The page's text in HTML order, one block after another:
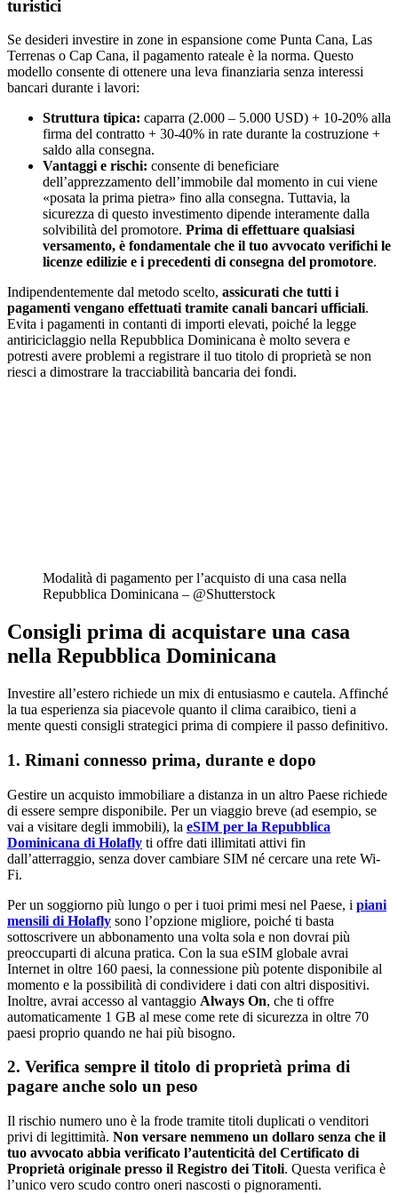
turistici
Se desideri investire in zone in espansione come Punta Cana, Las
Terrenas o Cap Cana, il pagamento rateale è la norma. Questo
modello consente di ottenere una leva finanziaria senza interessi
bancari durante i lavori:
Struttura tipica: caparra (2.000 – 5.000 USD) + 10-20% alla
firma del contratto + 30-40% in rate durante la costruzione +
saldo alla consegna.
Vantaggi e rischi: consente di beneficiare
dell’apprezzamento dell’immobile dal momento in cui viene
«posata la prima pietra» fino alla consegna. Tuttavia, la
sicurezza di questo investimento dipende interamente dalla
solvibilità del promotore. Prima di effettuare qualsiasi
versamento, è fondamentale che il tuo avvocato verifichi le
licenze edilizie e i precedenti di consegna del promotore.
Indipendentemente dal metodo scelto, assicurati che tutti i
pagamenti vengano effettuati tramite canali bancari ufficiali.
Evita i pagamenti in contanti di importi elevati, poiché la legge
antiriciclaggio nella Repubblica Dominicana è molto severa e
potresti avere problemi a registrare il tuo titolo di proprietà se non
riesci a dimostrare la tracciabilità bancaria dei fondi.
Modalità di pagamento per l’acquisto di una casa nella
Repubblica Dominicana – @Shutterstock
Consigli prima di acquistare una casa
nella Repubblica Dominicana
Investire all’estero richiede un mix di entusiasmo e cautela. Affinché
la tua esperienza sia piacevole quanto il clima caraibico, tieni a
mente questi consigli strategici prima di compiere il passo definitivo.
1. Rimani connesso prima, durante e dopo
Gestire un acquisto immobiliare a distanza in un altro Paese richiede
di essere sempre disponibile. Per un viaggio breve (ad esempio, se
vai a visitare degli immobili), la eSIM per la Repubblica
Dominicana di Holafly ti offre dati illimitati attivi fin
dall’atterraggio, senza dover cambiare SIM né cercare una rete Wi-
Fi.
Per un soggiorno più lungo o per i tuoi primi mesi nel Paese, i piani
mensili di Holafly sono l’opzione migliore, poiché ti basta
sottoscrivere un abbonamento una volta sola e non dovrai più
preoccuparti di alcuna pratica. Con la sua eSIM globale avrai
Internet in oltre 160 paesi, la connessione più potente disponibile al
momento e la possibilità di condividere i dati con altri dispositivi.
Inoltre, avrai accesso al vantaggio Always On, che ti offre
automaticamente 1 GB al mese come rete di sicurezza in oltre 70
paesi proprio quando ne hai più bisogno.
2. Verifica sempre il titolo di proprietà prima di
pagare anche solo un peso
Il rischio numero uno è la frode tramite titoli duplicati o venditori
privi di legittimità. Non versare nemmeno un dollaro senza che il
tuo avvocato abbia verificato l’autenticità del Certificato di
Proprietà originale presso il Registro dei Titoli. Questa verifica è
l’unico vero scudo contro oneri nascosti o pignoramenti.